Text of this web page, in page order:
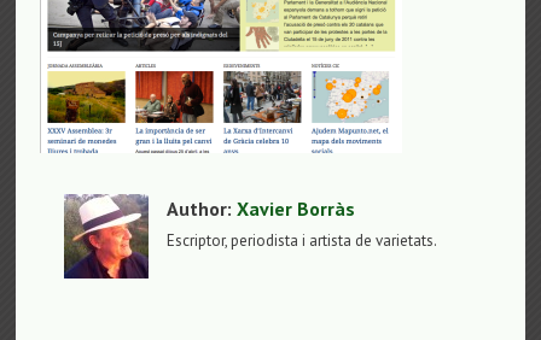
Author:Xavier Borràs
Escriptor, periodista i artista de varietats.